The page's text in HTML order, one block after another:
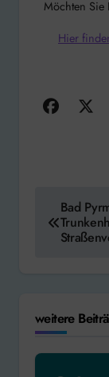
Möchten Sie
Hier
Bad
weitere